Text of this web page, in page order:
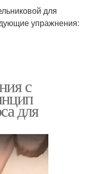
для
упражнения:
с
для